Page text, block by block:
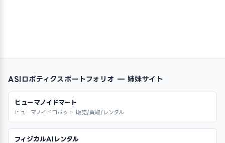
ASIロボティクスポートフォリオ — 姉妹サイト
ヒューマノイドマート
ヒューマノイドロボット 販売/買取/レンタル
フィジカルAIレンタル